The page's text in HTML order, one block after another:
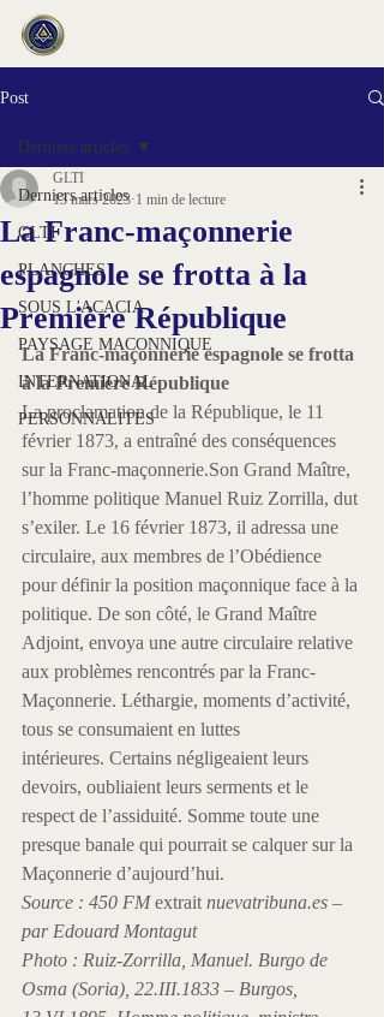
Post
Derniers articles
GLTI
PLANCHES
SOUS L'ACACIA
PAYSAGE MACONNIQUE
INTERNATIONAL
PERSONNALITES
Derniers articles
La Franc-maçonnerie
espagnole se frotta à la
Première République
GLTI
13 mars 2023 1 min de lecture
La Franc-maçonnerie espagnole se frotta
à la Première République
La proclamation de la République, le 11
février 1873, a entraîné des conséquences
sur la Franc-maçonnerie.Son Grand Maître,
l’homme politique Manuel Ruiz Zorrilla, dut
s’exiler. Le 16 février 1873, il adressa une
circulaire, aux membres de l’Obédience
pour définir la position maçonnique face à la
politique. De son côté, le Grand Maître
Adjoint, envoya une autre circulaire relative
aux problèmes rencontrés par la Franc-
Maçonnerie. Léthargie, moments d’activité,
tous se consumaient en luttes
intérieures. Certains négligeaient leurs
devoirs, oubliaient leurs serments et le
respect de l’assiduité. Somme toute une
presque banale qui pourrait se calquer sur la
Maçonnerie d’aujourd’hui.
Source : 450 FM extrait nuevatribuna.es –
par Edouard Montagut
Photo : Ruiz-Zorrilla, Manuel. Burgo de
Osma (Soria), 22.III.1833 – Burgos,